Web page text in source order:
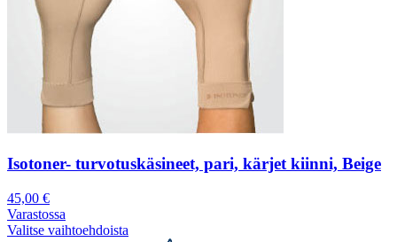
Isotoner- turvotuskäsineet, pari, kärjet kiinni, Beige
45,00 €
Varastossa
Valitse vaihtoehdoista